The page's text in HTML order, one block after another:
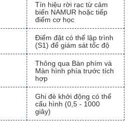
Tín hiệu rời rạc từ cảm
biến NAMUR hoặc tiếp
điểm cơ học
Điểm đặt có thể lập trình
(S1) để giám sát tốc độ
Thông qua Bàn phím và
Màn hình phía trước tích
hợp
Ghi đè khởi động có thể
cấu hình (0,5 - 1000
giây)